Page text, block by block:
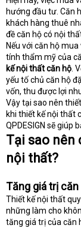
e
r
hướng đầu tư. Căn
khách hàng thuê
đề căn hộ có nội
Nếu với căn hộ
tính thẩm mỹ của
kế nội thất căn hộ.
yếu tố chủ căn hộ
vốn, thu được lợi
Vậy tại sao nên
khi thiết kế nội thất
QPDESIGN sẽ giúp
Tại sao nên
nội thất?
Tăng giá trị căn
Thiết kế nội thất
những làm cho
tăng giá trị của căn